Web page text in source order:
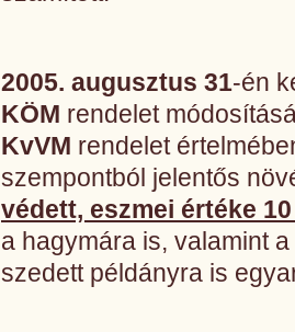
2005. augusztus 31-én
KÖM rendelet
KvVM rendelet
szempontból jelentős
védett, eszmei értéke
a hagymára is, valamint
szedett példányra is